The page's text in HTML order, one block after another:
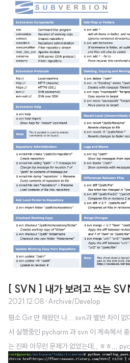
[ SVN ] 내가 보려고 쓰는
2021.12.08 ·Archive/Develop
평소 Git 만 해왔던 나.... svn과 별반 차이
서 실행중인 pycharm 과 svn 이 계속해서
는 진짜 아무런 문제가 없었는데,, ㅎㅎ,,,
되는 commit 은 fail 만 주구장창나서 결국